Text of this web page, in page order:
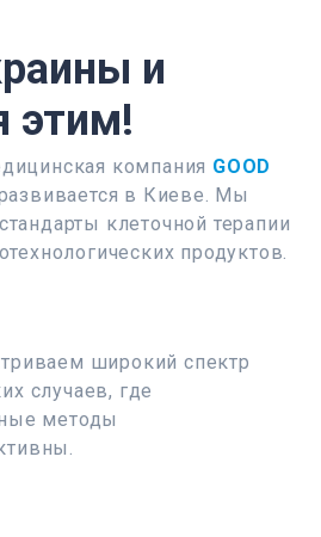
и
этим!
компания GOOD
в Киеве. Мы
клеточной терапии
продуктов.
широкий спектр
случаев, где
методы